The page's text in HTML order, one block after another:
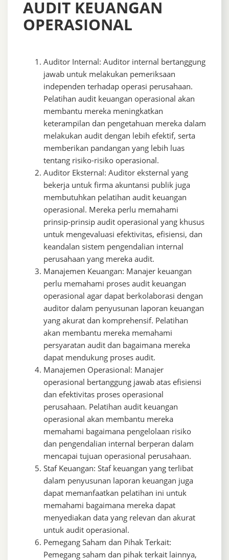
AUDIT KEUANGAN
OPERASIONAL
Auditor Internal: Auditor internal bertanggung
jawab untuk melakukan pemeriksaan
independen terhadap operasi perusahaan.
Pelatihan audit keuangan operasional akan
membantu mereka meningkatkan
keterampilan dan pengetahuan mereka dalam
melakukan audit dengan lebih efektif, serta
memberikan pandangan yang lebih luas
tentang risiko-risiko operasional.
Auditor Eksternal: Auditor eksternal yang
bekerja untuk firma akuntansi publik juga
membutuhkan pelatihan audit keuangan
operasional. Mereka perlu memahami
prinsip-prinsip audit operasional yang khusus
untuk mengevaluasi efektivitas, efisiensi, dan
keandalan sistem pengendalian internal
perusahaan yang mereka audit.
Manajemen Keuangan: Manajer keuangan
perlu memahami proses audit keuangan
operasional agar dapat berkolaborasi dengan
auditor dalam penyusunan laporan keuangan
yang akurat dan komprehensif. Pelatihan
akan membantu mereka memahami
persyaratan audit dan bagaimana mereka
dapat mendukung proses audit.
Manajemen Operasional: Manajer
operasional bertanggung jawab atas efisiensi
dan efektivitas proses operasional
perusahaan. Pelatihan audit keuangan
operasional akan membantu mereka
memahami bagaimana pengelolaan risiko
dan pengendalian internal berperan dalam
mencapai tujuan operasional perusahaan.
Staf Keuangan: Staf keuangan yang terlibat
dalam penyusunan laporan keuangan juga
dapat memanfaatkan pelatihan ini untuk
memahami bagaimana mereka dapat
menyediakan data yang relevan dan akurat
untuk audit operasional.
Pemegang Saham dan Pihak Terkait:
Pemegang saham dan pihak terkait lainnya,